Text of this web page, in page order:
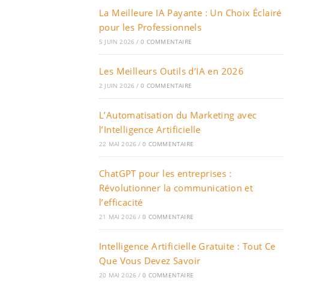
La Meilleure IA Payante : Un Choix Éclairé
pour les Professionnels
5 JUIN 2026 / 0 COMMENTAIRE
Les Meilleurs Outils d’IA en 2026
2 JUIN 2026 / 0 COMMENTAIRE
L’Automatisation du Marketing avec
l’Intelligence Artificielle
22 MAI 2026 / 0 COMMENTAIRE
ChatGPT pour les entreprises :
Révolutionner la communication et
l’efficacité
21 MAI 2026 / 0 COMMENTAIRE
Intelligence Artificielle Gratuite : Tout Ce
Que Vous Devez Savoir
20 MAI 2026 / 0 COMMENTAIRE